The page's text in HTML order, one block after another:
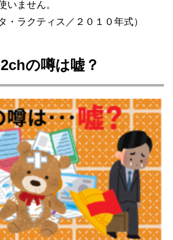
いません。
・ラクティス／２０１０年式）
の噂は嘘？